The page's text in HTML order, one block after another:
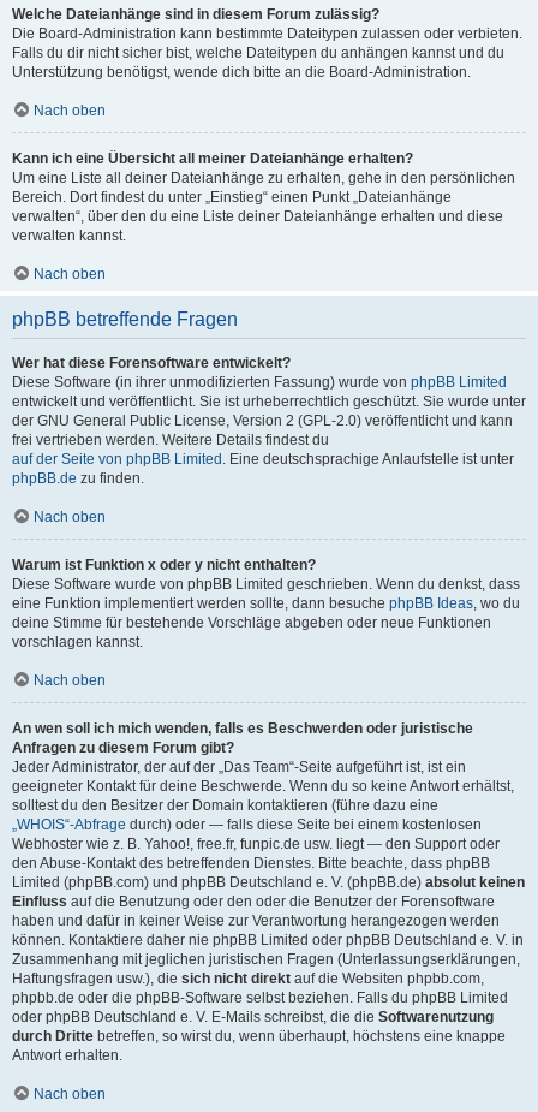
Welche Dateianhänge sind in diesem Forum zulässig?
Die Board-Administration kann bestimmte Dateitypen zulassen oder verbieten.
Falls du dir nicht sicher bist, welche Dateitypen du anhängen kannst und du
Unterstützung benötigst, wende dich bitte an die Board-Administration.
Nach oben
Kann ich eine Übersicht all meiner Dateianhänge erhalten?
Um eine Liste all deiner Dateianhänge zu erhalten, gehe in den persönlichen
Bereich. Dort findest du unter „Einstieg“ einen Punkt „Dateianhänge
verwalten“, über den du eine Liste deiner Dateianhänge erhalten und diese
verwalten kannst.
Nach oben
phpBB betreffende Fragen
Wer hat diese Forensoftware entwickelt?
Diese Software (in ihrer unmodifizierten Fassung) wurde von phpBB Limited
entwickelt und veröffentlicht. Sie ist urheberrechtlich geschützt. Sie wurde unter
der GNU General Public License, Version 2 (GPL-2.0) veröffentlicht und kann
frei vertrieben werden. Weitere Details findest du
auf der Seite von phpBB Limited . Eine deutschsprachige Anlaufstelle ist unter
phpBB.de zu finden.
Nach oben
Warum ist Funktion x oder y nicht enthalten?
Diese Software wurde von phpBB Limited geschrieben. Wenn du denkst, dass
eine Funktion implementiert werden sollte, dann besuche phpBB Ideas, wo du
deine Stimme für bestehende Vorschläge abgeben oder neue Funktionen
vorschlagen kannst.
Nach oben
An wen soll ich mich wenden, falls es Beschwerden oder juristische
Anfragen zu diesem Forum gibt?
Jeder Administrator, der auf der „Das Team“-Seite aufgeführt ist, ist ein
geeigneter Kontakt für deine Beschwerde. Wenn du so keine Antwort erhältst,
solltest du den Besitzer der Domain kontaktieren (führe dazu eine
„WHOIS“-Abfrage durch) oder — falls diese Seite bei einem kostenlosen
Webhoster wie z. B. Yahoo!, free.fr, funpic.de usw. liegt — den Support oder
den Abuse-Kontakt des betreffenden Dienstes. Bitte beachte, dass phpBB
Limited (phpBB.com) und phpBB Deutschland e. V. (phpBB.de) absolut keinen
Einfluss auf die Benutzung oder den oder die Benutzer der Forensoftware
haben und dafür in keiner Weise zur Verantwortung herangezogen werden
können. Kontaktiere daher nie phpBB Limited oder phpBB Deutschland e. V. in
Zusammenhang mit jeglichen juristischen Fragen (Unterlassungserklärungen,
Haftungsfragen usw.), die sich nicht direkt auf die Websiten phpbb.com,
phpbb.de oder die phpBB-Software selbst beziehen. Falls du phpBB Limited
oder phpBB Deutschland e. V. E-Mails schreibst, die die Softwarenutzung
durch Dritte betreffen, so wirst du, wenn überhaupt, höchstens eine knappe
Antwort erhalten.
Nach oben